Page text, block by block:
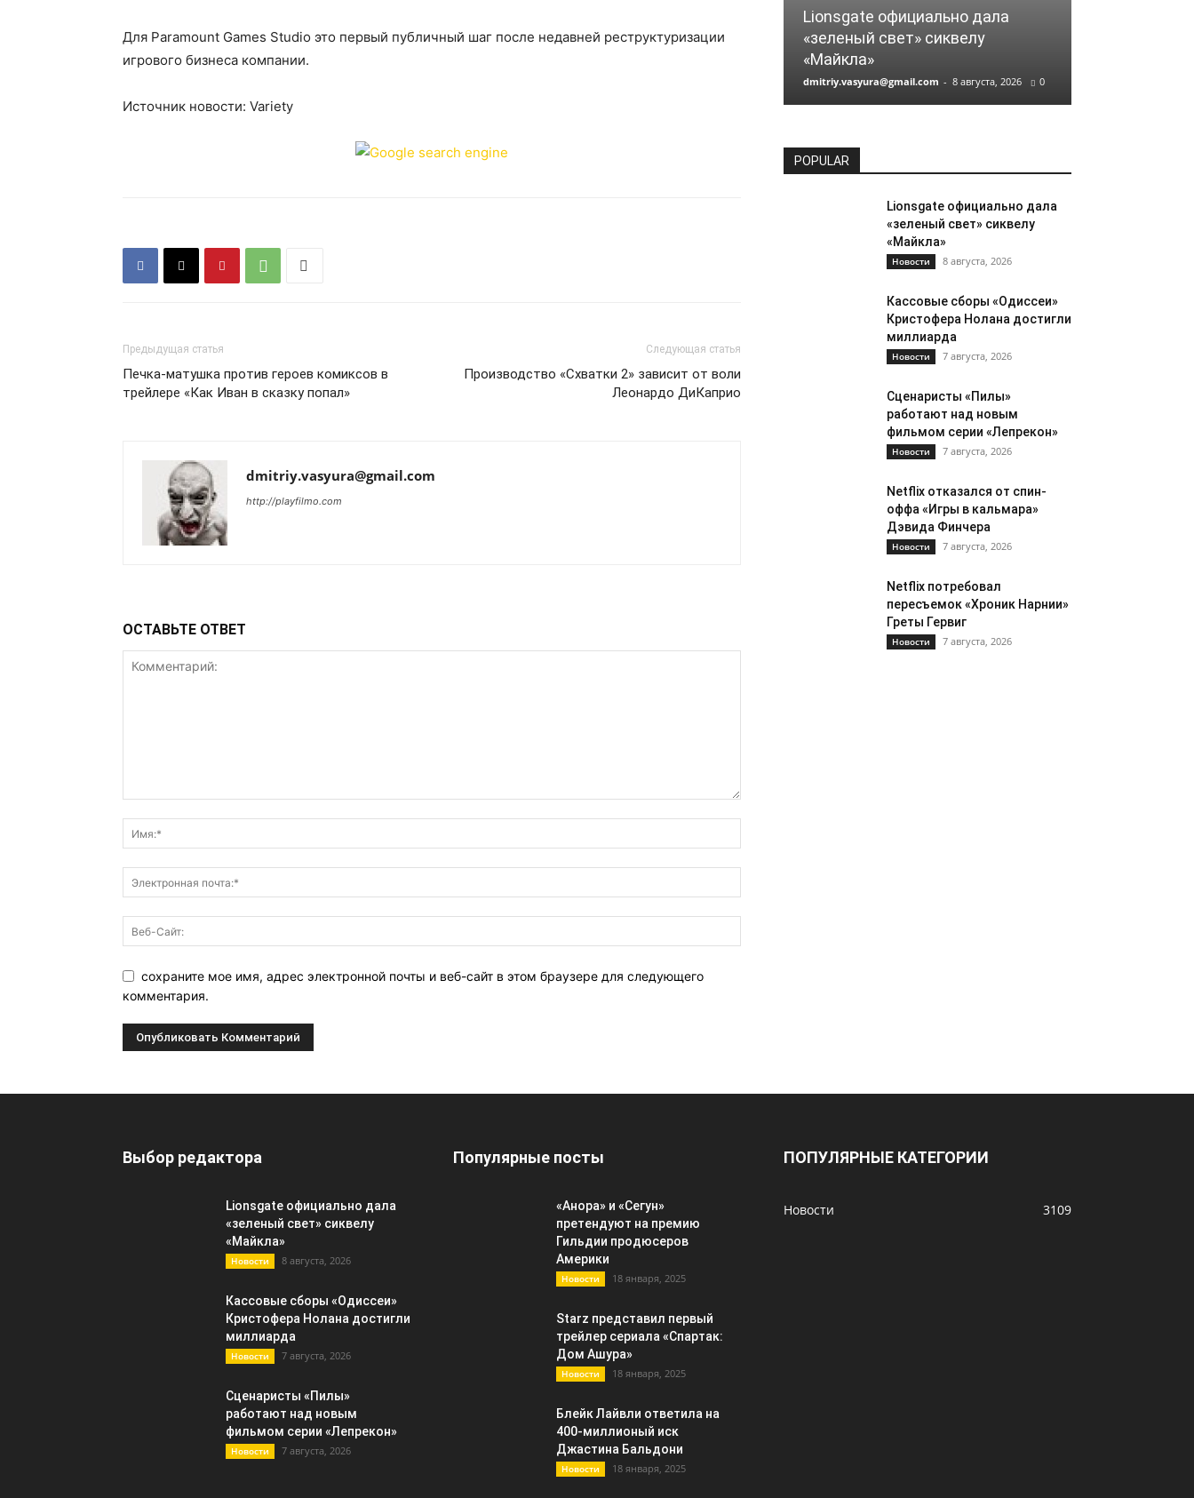
Для Paramount Games Studio это первый публичный шаг после недавней реструктуризации
игрового бизнеса компании.
Источник новости: Variety
Предыдущая статья
Печка-матушка против героев комиксов в
трейлере «Как Иван в сказку попал»
Следующая статья
Производство «Схватки 2» зависит от воли
Леонардо ДиКаприо
dmitriy.vasyura@gmail.com
http://playfilmo.com
ОСТАВЬТЕ ОТВЕТ
сохраните мое имя, адрес электронной почты и веб-сайт в этом браузере для следующего
комментария.
Lionsgate официально дала
«зеленый свет» сиквелу
«Майкла»
dmitriy.vasyura@gmail.com - 8 августа, 2026 0
POPULAR
Lionsgate официально дала
«зеленый свет» сиквелу
«Майкла»
Новости 8 августа, 2026
Кассовые сборы «Одиссеи»
Кристофера Нолана достигли
миллиарда
Новости 7 августа, 2026
Сценаристы «Пилы»
работают над новым
фильмом серии «Лепрекон»
Новости 7 августа, 2026
Netflix отказался от спин-
оффа «Игры в кальмара»
Дэвида Финчера
Новости 7 августа, 2026
Netflix потребовал
пересъемок «Хроник Нарнии»
Греты Гервиг
Новости 7 августа, 2026
Выбор редактора
Lionsgate официально дала
«зеленый свет» сиквелу
«Майкла»
Новости 8 августа, 2026
Кассовые сборы «Одиссеи»
Кристофера Нолана достигли
миллиарда
Новости 7 августа, 2026
Сценаристы «Пилы»
работают над новым
фильмом серии «Лепрекон»
Новости 7 августа, 2026
Популярные посты
«Анора» и «Сегун»
претендуют на премию
Гильдии продюсеров
Америки
Новости 18 января, 2025
Starz представил первый
трейлер сериала «Спартак:
Дом Ашура»
Новости 18 января, 2025
Блейк Лайвли ответила на
400-миллионый иск
Джастина Бальдони
Новости 18 января, 2025
ПОПУЛЯРНЫЕ КАТЕГОРИИ
Новости 3109